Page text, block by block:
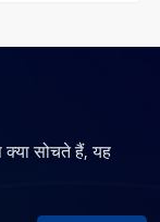
सेंसर रियरव्यू
सोचते हैं, यह